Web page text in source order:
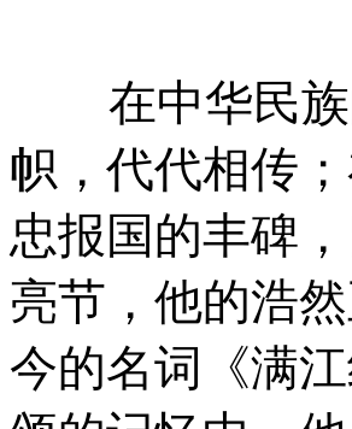
在中华民
帜，代代相传
忠报国的丰碑
亮节，他的浩
今的名词《满